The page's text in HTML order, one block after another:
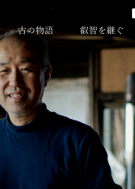
古の物語 叡智を継ぐ